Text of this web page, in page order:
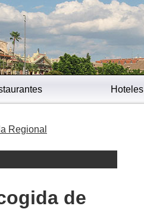
Hoteles
Regional
de